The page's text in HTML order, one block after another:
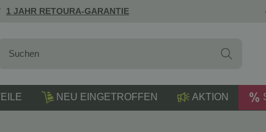
1 JAHR RETOURA-GARANTIE
NEU EINGETROFFEN AKTION